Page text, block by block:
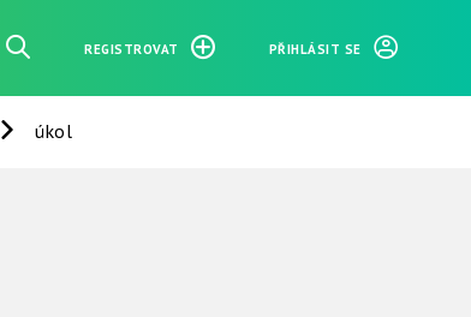
REGISTROVAT PŘIHLÁSIT SE
úkol